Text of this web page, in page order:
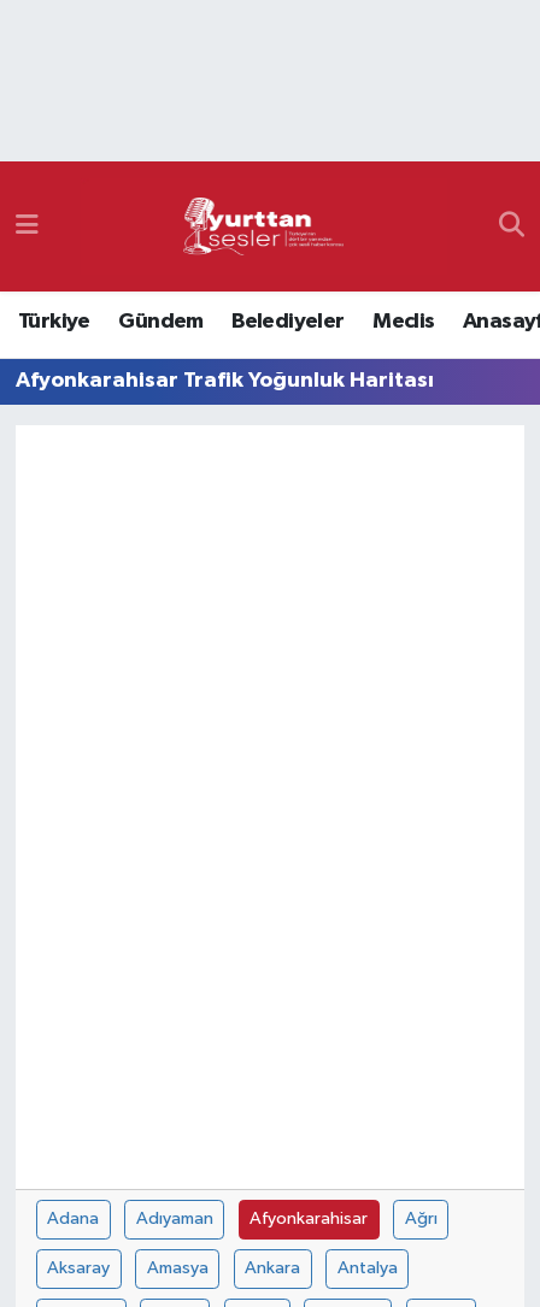
Türkiye Gündem Belediyeler Meclis
Afyonkarahisar Trafik Yoğunluk Haritası
Adana Adıyaman Afyonkarahisar Ağrı
Aksaray Amasya Ankara Antalya
Namaz Vakitleri
Süper Lig Puan Durumu ve Fikstür